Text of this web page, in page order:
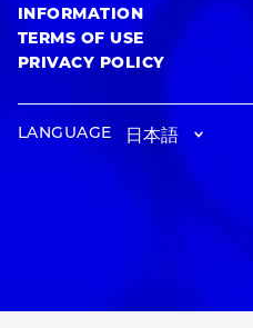
INFORMATION
TERMS OF USE
PRIVACY POLICY
LANGUAGE